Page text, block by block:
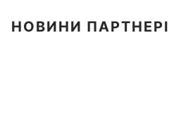
НОВИНИ